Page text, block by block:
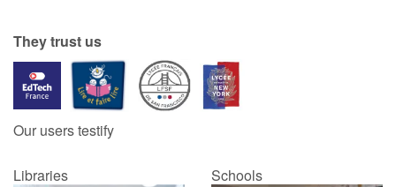
They trust us
Our users testify
Libraries Schools